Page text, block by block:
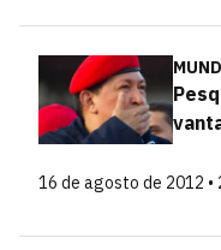
16 de agosto de 2012 •